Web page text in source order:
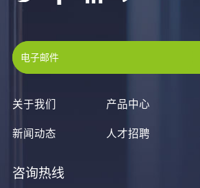
关于我们 产品中心
新闻动态 人才招聘
咨询热线